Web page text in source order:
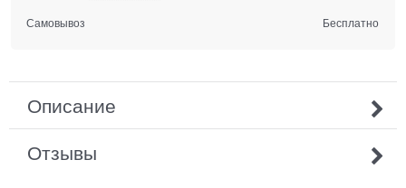
Самовывоз Бесплатно
Описание
Отзывы